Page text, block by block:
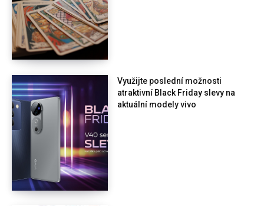
Využijte poslední možnosti
atraktivní Black Friday slevy na
aktuální modely vivo